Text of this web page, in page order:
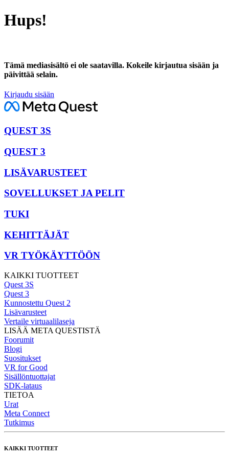
Hups!
Tämä mediasisältö ei ole saatavilla. Kokeile kirjautua sisään ja
päivittää selain.
Kirjaudu sisään
QUEST 3S
QUEST 3
LISÄVARUSTEET
SOVELLUKSET JA PELIT
TUKI
KEHITTÄJÄT
VR TYÖKÄYTTÖÖN
KAIKKI TUOTTEET
Quest 3S
Quest 3
Kunnostettu Quest 2
Lisävarusteet
Vertaile virtuaalilaseja
LISÄÄ META QUESTISTÄ
Foorumit
Blogi
Suositukset
VR for Good
Sisällöntuottajat
SDK-lataus
TIETOA
Urat
Meta Connect
Tutkimus
KAIKKI TUOTTEET